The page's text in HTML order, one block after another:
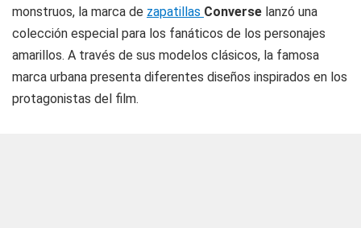
monstruos, la marca de zapatillas Converse lanzó una
colección especial para los fanáticos de los personajes
amarillos. A través de sus modelos clásicos, la famosa
marca urbana presenta diferentes diseños inspirados en los
protagonistas del film.